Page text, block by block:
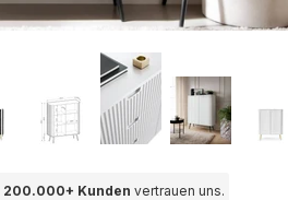
200.000+ Kunden vertrauen uns.